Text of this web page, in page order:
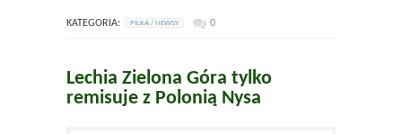
KATEGORIA: PILKA / NEWSY 0
Lechia Zielona Góra tylko
remisuje z Polonią Nysa